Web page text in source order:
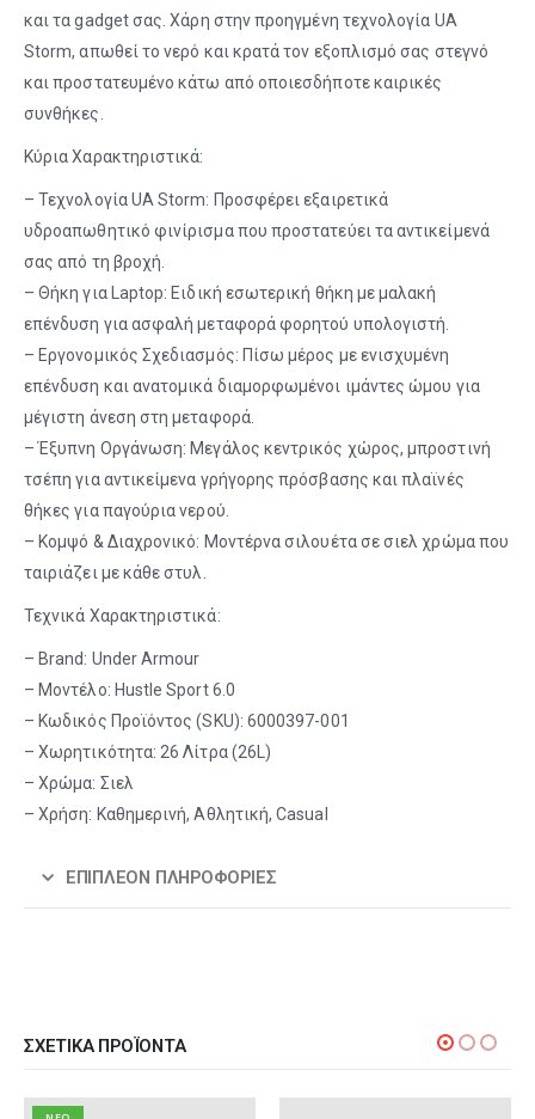
και τα gadget σας. Χάρη στην προηγμένη τεχνολογία UA
Storm, απωθεί το νερό και κρατά τον εξοπλισμό σας στεγνό
και προστατευμένο κάτω από οποιεσδήποτε καιρικές
συνθήκες.
Κύρια Χαρακτηριστικά:
– Τεχνολογία UA Storm: Προσφέρει εξαιρετικά
υδροαπωθητικό φινίρισμα που προστατεύει τα αντικείμενά
σας από τη βροχή.
– Θήκη για Laptop: Ειδική εσωτερική θήκη με μαλακή
επένδυση για ασφαλή μεταφορά φορητού υπολογιστή.
– Εργονομικός Σχεδιασμός: Πίσω μέρος με ενισχυμένη
επένδυση και ανατομικά διαμορφωμένοι ιμάντες ώμου για
μέγιστη άνεση στη μεταφορά.
– Έξυπνη Οργάνωση: Μεγάλος κεντρικός χώρος, μπροστινή
τσέπη για αντικείμενα γρήγορης πρόσβασης και πλαϊνές
θήκες για παγούρια νερού.
– Κομψό & Διαχρονικό: Μοντέρνα σιλουέτα σε σιελ χρώμα που
ταιριάζει με κάθε στυλ.
Τεχνικά Χαρακτηριστικά:
– Brand: Under Armour
– Μοντέλο: Hustle Sport 6.0
– Κωδικός Προϊόντος (SKU): 6000397-001
– Χωρητικότητα: 26 Λίτρα (26L)
– Χρώμα: Σιελ
– Χρήση: Καθημερινή, Αθλητική, Casual
ΕΠΙΠΛΈΟΝ ΠΛΗΡΟΦΟΡΊΕΣ
ΣΧΕΤΙΚΆ ΠΡΟΪΌΝΤΑ